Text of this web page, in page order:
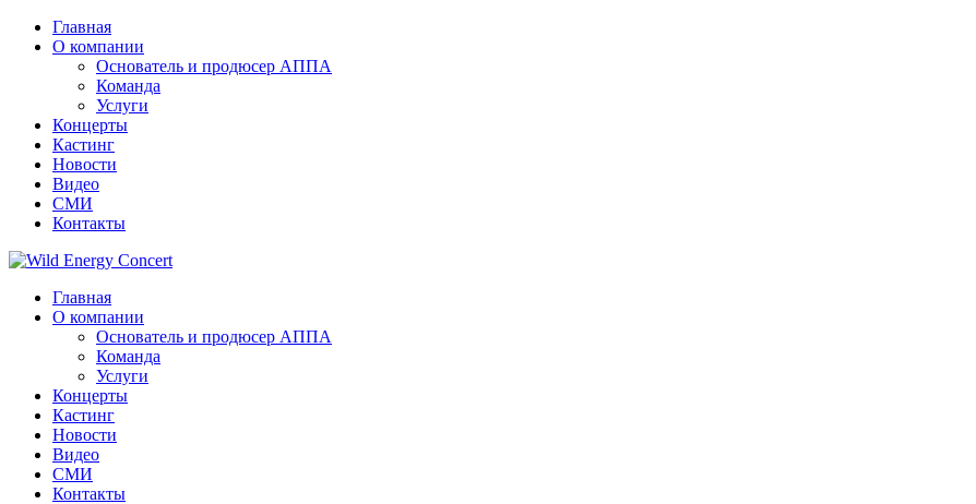
Главная
О компании
Основатель и продюсер АППА
Команда
Услуги
Концерты
Кастинг
Новости
Видео
СМИ
Контакты
Главная
О компании
Основатель и продюсер АППА
Команда
Услуги
Концерты
Кастинг
Новости
Видео
СМИ
Контакты